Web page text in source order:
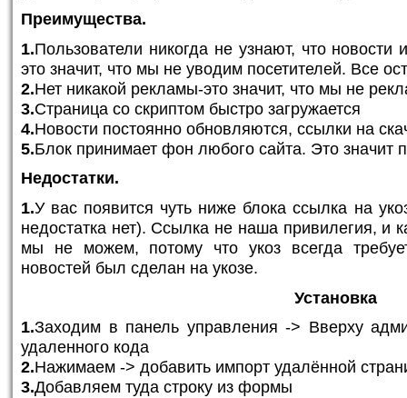
Преимущества.
1.Пользователи никогда не узнают, что новости
это значит, что мы не уводим посетителей. Все
2.Нет никакой рекламы-это значит, что мы не
3.Страница со скриптом быстро загружается
4.Новости постоянно обновляются, ссылки на
5.Блок принимает фон любого сайта. Это значит
Недостатки.
1.У вас появится чуть ниже блока ссылка на
недостатка нет). Ссылка не наша привилегия, и
мы не можем, потому что укоз всегда
новостей был сделан на укозе.
Установка
1.Заходим в панель управления -> Вверху
удаленного кода
2.Нажимаем -> добавить импорт удалённой
3.Добавляем туда строку из формы